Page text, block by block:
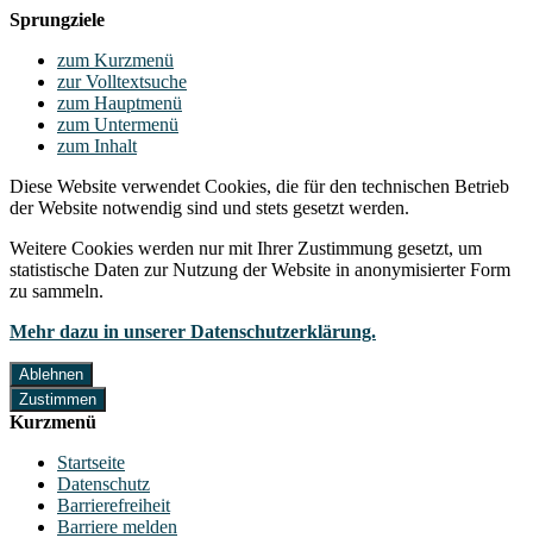
Sprungziele
zum Kurzmenü
zur Volltextsuche
zum Hauptmenü
zum Untermenü
zum Inhalt
Diese Website verwendet Cookies, die für den technischen Betrieb
der Website notwendig sind und stets gesetzt werden.
Weitere Cookies werden nur mit Ihrer Zustimmung gesetzt, um
statistische Daten zur Nutzung der Website in anonymisierter Form
zu sammeln.
Mehr dazu in unserer Datenschutzerklärung.
Ablehnen
Zustimmen
Kurzmenü
Startseite
Datenschutz
Barrierefreiheit
Barriere melden